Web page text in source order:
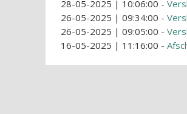
28-05-2025 | 10:06:00 -
26-05-2025 | 09:34:00 -
26-05-2025 | 09:05:00 -
16-05-2025 | 11:16:00 -